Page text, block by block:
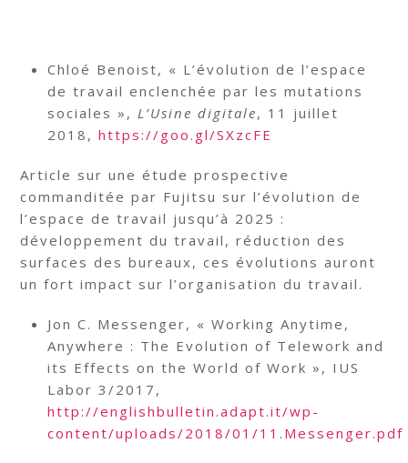
Chloé Benoist, « L’évolution de l’espace
de travail enclenchée par les mutations
sociales »,L’Usine digitale, 11 juillet
2018,https://goo.gl/SXzcFE
Article sur une étude prospective
commanditée par Fujitsu sur l’évolution de
l’espace de travail jusqu’à 2025 :
développement du travail, réduction des
surfaces des bureaux, ces évolutions auront
un fort impact sur l’organisation du travail.
Jon C. Messenger, « Working Anytime,
Anywhere : The Evolution of Telework and
its Effects on the World of Work », IUS
Labor 3/2017,
http://englishbulletin.adapt.it/wp-
content/uploads/2018/01/11.Messenger.pdf